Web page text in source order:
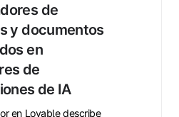
de
y documentos
en
de
de IA
en Lovable describe